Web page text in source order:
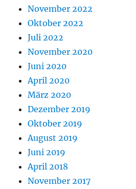
November 2022
Oktober 2022
Juli 2022
November 2020
Juni 2020
April 2020
März 2020
Dezember 2019
Oktober 2019
August 2019
Juni 2019
April 2018
November 2017